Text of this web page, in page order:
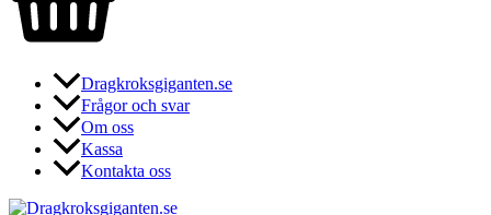
Dragkroksgiganten.se
Frågor och svar
Om oss
Kassa
Kontakta oss